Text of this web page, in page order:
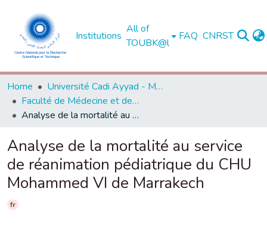
Institutions
All of
TOUBK@l
FAQ CNRST
Home
Université Cadi Ayyad - Marrakech
Faculté de Médecine et de Pharmacie - Marrakech
Analyse de la mortalité au service de réanimation pédiatrique du CHU Mohammed VI de Marrakech
Analyse de la mortalité au service
de réanimation pédiatrique du CHU
Mohammed VI de Marrakech
fr